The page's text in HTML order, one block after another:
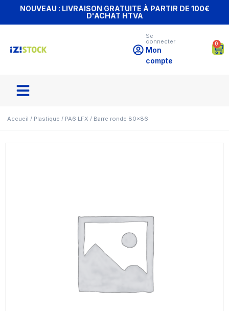
NOUVEAU : LIVRAISON GRATUITE À PARTIR DE 100€
D'ACHAT HTVA
Se
connecter
Mon
compte
0
Accueil / Plastique / PA6 LFX / Barre ronde 80×86